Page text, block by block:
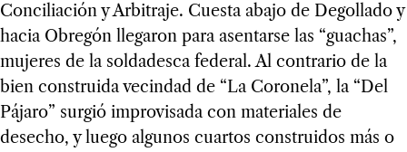
Conciliación y Arbitraje. Cuesta abajo de Degollado y
hacia Obregón llegaron para asentarse las “guachas”,
mujeres de la soldadesca federal. Al contrario de la
bien construida vecindad de “La Coronela”, la “Del
Pájaro” surgió improvisada con materiales de
desecho, y luego algunos cuartos construidos más o